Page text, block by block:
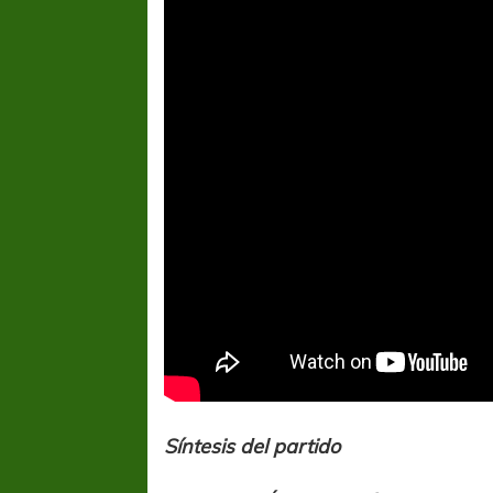
Síntesis del partido
FÚTBOL FEMENINO
jugará ante Estrella del Sur en el Las campeonas